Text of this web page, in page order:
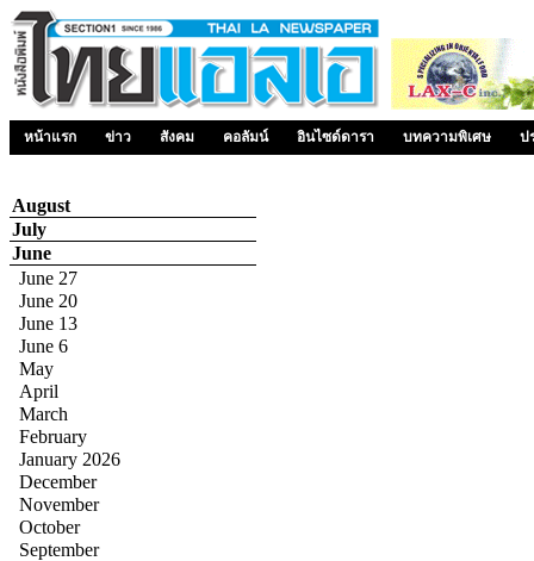
หน้าแรก ข่าว สังคม คอลัมน์ อินไซด์ดารา บทความพิเศษ ป
August
July
June
June 27
June 20
June 13
June 6
May
April
March
February
January 2026
December
November
October
September